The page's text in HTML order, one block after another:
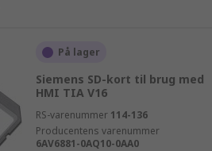
På lager
Siemens SD-kort til brug med
HMI TIA V16
RS-varenummer 114-136
Producentens varenummer
6AV6881-0AQ10-0AA0